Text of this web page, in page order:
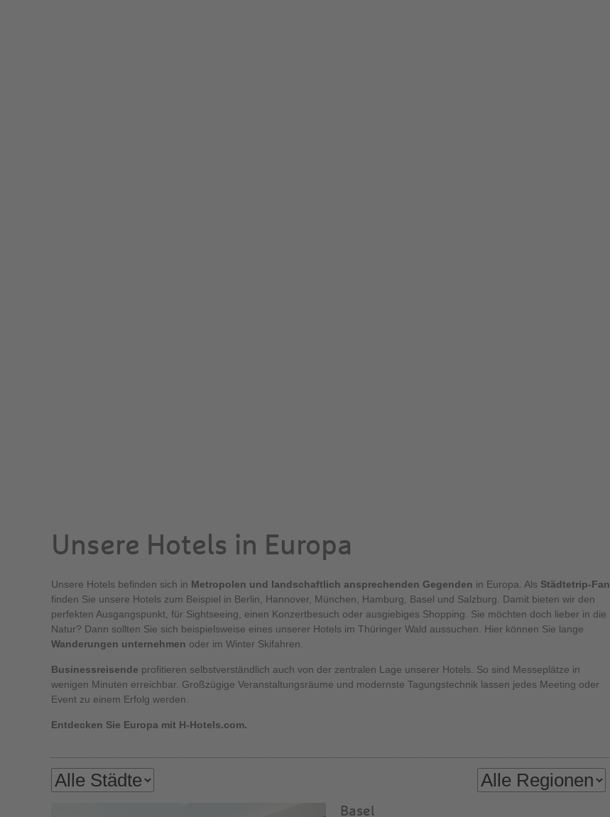
Unsere Hotels in Europa
Unsere Hotels befinden sich in Metropolen und landschaftlich ansprechenden Gegenden in Europa. Als Städtetrip-Fan
finden Sie unsere Hotels zum Beispiel in Berlin, Hannover, München, Hamburg, Basel und Salzburg. Damit bieten wir den
perfekten Ausgangspunkt, für Sightseeing, einen Konzertbesuch oder ausgiebiges Shopping. Sie möchten doch lieber in die
Natur? Dann sollten Sie sich beispielsweise eines unserer Hotels im Thüringer Wald aussuchen. Hier können Sie lange
Wanderungen unternehmen oder im Winter Skifahren.
Businessreisende profitieren selbstverständlich auch von der zentralen Lage unserer Hotels. So sind Messeplätze in
wenigen Minuten erreichbar. Großzügige Veranstaltungsräume und modernste Tagungstechnik lassen jedes Meeting oder
Event zu einem Erfolg werden.
Entdecken Sie Europa mit H-Hotels.com.
Basel